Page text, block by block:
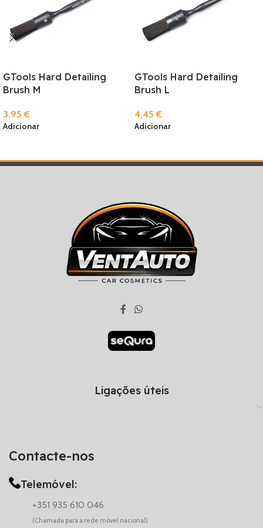
GTools Hard Detailing
Brush M
3,95€
Adicionar
GTools Hard Detailing
Brush L
4,45€
Adicionar
Contacte-nos
Telemóvel:
+351 935 610 046
(Chamada para a rede móvel nacional)
Ligações úteis